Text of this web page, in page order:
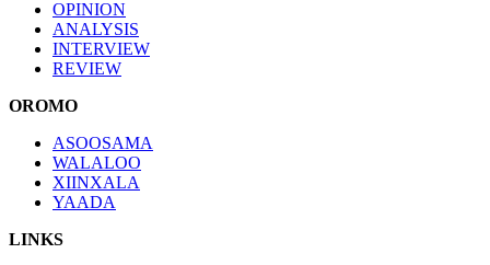
OPINION
ANALYSIS
INTERVIEW
REVIEW
OROMO
ASOOSAMA
WALALOO
XIINXALA
YAADA
LINKS